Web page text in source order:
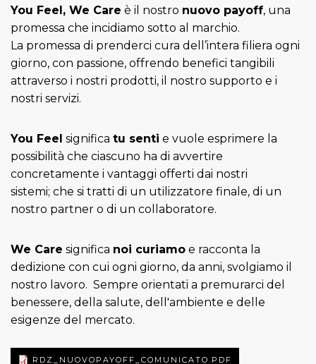
You Feel, We Care è il nostro nuovo payoff, una
promessa che incidiamo sotto al marchio.
La promessa di prenderci cura dell’intera filiera ogni
giorno, con passione, offrendo benefici tangibili
attraverso i nostri prodotti, il nostro supporto e i
nostri servizi.
You Feel significa tu senti e vuole esprimere la
possibilità che ciascuno ha di avvertire
concretamente i vantaggi offerti dai nostri
sistemi; che si tratti di un utilizzatore finale, di un
nostro partner o di un collaboratore.
We Care significa noi curiamo e racconta la
dedizione con cui ogni giorno, da anni, svolgiamo il
nostro lavoro. Sempre orientati a premurarci del
benessere, della salute, dell'ambiente e delle
esigenze del mercato.
RDZ_NUOVOPAYOFF_COMUNICATO.PDF